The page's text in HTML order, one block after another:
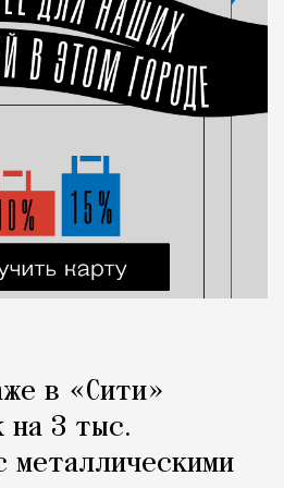
в «Сити»
на 3 тыс.
металлическими